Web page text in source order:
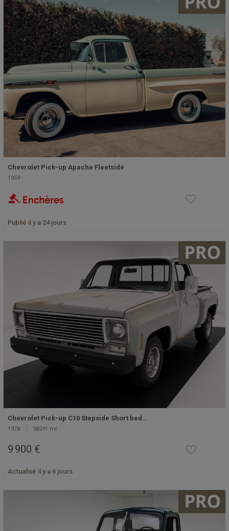
Chevrolet Pick-up Apache Fleetside
1959
Publié il y a 24 jours
Chevrolet Pick-up C10 Stepside Short bed…
1978 38291 mi
9 900 €
Actualisé il y a 6 jours